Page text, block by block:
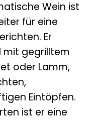
Wein ist
für eine
Er
gegrilltem
oder Lamm,
Eintöpfen.
ist er eine